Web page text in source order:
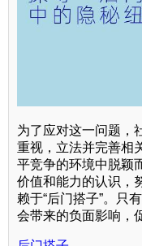
为了应对这一问题，
重视，立法并完善相
平竞争的环境中脱颖
价值和能力的认识，
赖于“后门搭子”。只
会带来的负面影响，